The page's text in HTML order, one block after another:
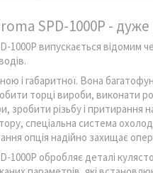
SPD-1000P -
1000P випускається
і габаритної. Вона
торці вироби, виконати
зробити різьбу і притирання
спеціальна система
опція надійно захищає
1000P обробляє деталі